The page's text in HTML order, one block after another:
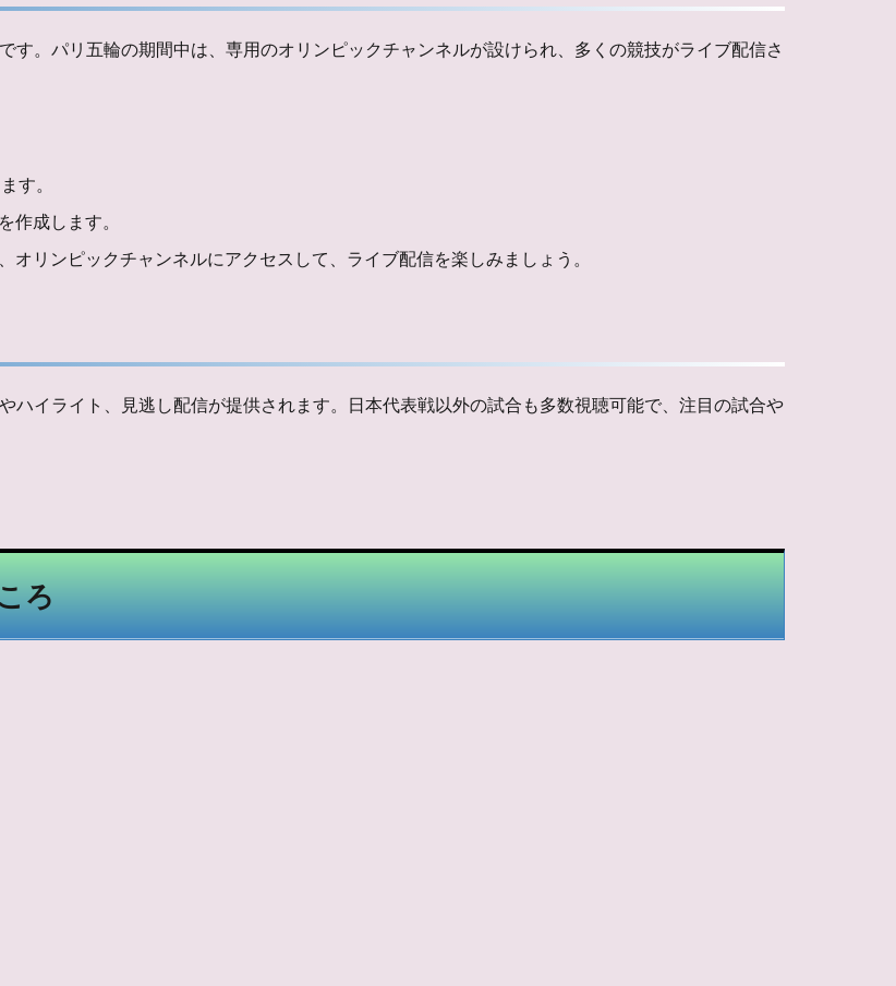
す。パリ五輪の期間中は、専用のオリンピックチャンネルが設けられ、多くの競技がライブ配信さ
す。
作成します。
オリンピックチャンネルにアクセスして、ライブ配信を楽しみましょう。
ハイライト、見逃し配信が提供されます。日本代表戦以外の試合も多数視聴可能で、注目の試合や
ろ